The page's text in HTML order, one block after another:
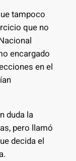
tampoco
que no
encargado
en el
duda la
pero llamó
decida el